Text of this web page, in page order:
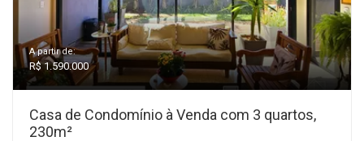
A partir de:
R$ 1.590.000
Casa de Condomínio à Venda com 3 quartos,
230m²